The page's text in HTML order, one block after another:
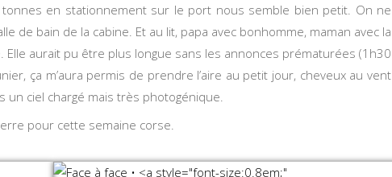
en stationnement sur le port nous semble bien petit. On ne
de bain de la cabine. Et au lit, papa avec bonhomme, maman avec la
aurait pu être plus longue sans les annonces prématurées (1h30
ça m’aura permis de prendre l’aire au petit jour, cheveux au vent
un ciel chargé mais très photogénique.
pour cette semaine corse.